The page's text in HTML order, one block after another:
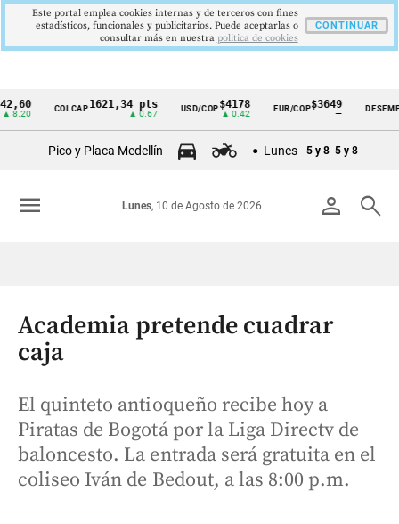
Cintillo
Colombia
COLCAP1621,34 pts
▲ 0.67
USD/COP$4178
▲ 0.42
EUR/COP$3649 DESEMPLEO
Pico y Placa Medellín Lunes 5 y 8 5 y 8
person search
Lunes, 10 de Agosto de 2026
menu
Academia pretende cuadrar
caja
El quinteto antioqueño recibe hoy a
Piratas de Bogotá por la Liga Directv de
baloncesto. La entrada será gratuita en el
coliseo Iván de Bedout, a las 8:00 p.m.
Este portal emplea cookies internas y de terceros con fines
estadísticos, funcionales y publicitarios. Puede aceptarlas o
consultar más en nuestra politica de cookies
CONTINUAR